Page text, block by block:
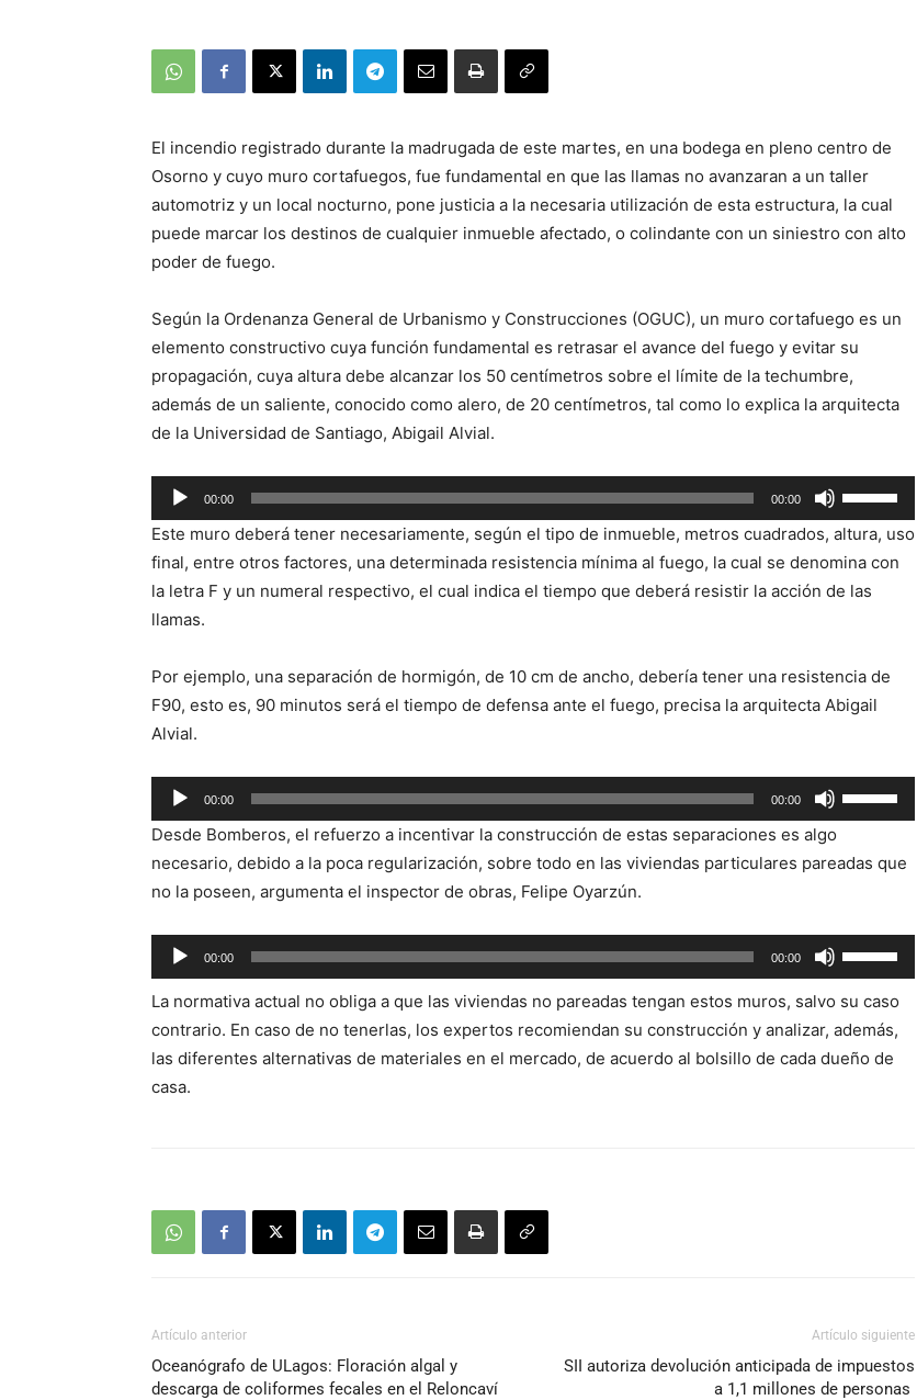
El incendio registrado durante la madrugada de este martes, en una bodega en pleno centro de
Osorno y cuyo muro cortafuegos, fue fundamental en que las llamas no avanzaran a un taller
automotriz y un local nocturno, pone justicia a la necesaria utilización de esta estructura, la cual
puede marcar los destinos de cualquier inmueble afectado, o colindante con un siniestro con alto
poder de fuego.
Según la Ordenanza General de Urbanismo y Construcciones (OGUC), un muro cortafuego es un
elemento constructivo cuya función fundamental es retrasar el avance del fuego y evitar su
propagación, cuya altura debe alcanzar los 50 centímetros sobre el límite de la techumbre,
además de un saliente, conocido como alero, de 20 centímetros, tal como lo explica la arquitecta
de la Universidad de Santiago, Abigail Alvial.
Reproductor
de
audio
00:00 00:00
las
teclas
de
flecha
aumentar
o
el
volumen.
Este muro deberá tener necesariamente, según el tipo de inmueble, metros cuadrados, altura, uso
final, entre otros factores, una determinada resistencia mínima al fuego, la cual se denomina con
la letra F y un numeral respectivo, el cual indica el tiempo que deberá resistir la acción de las
llamas.
Por ejemplo, una separación de hormigón, de 10 cm de ancho, debería tener una resistencia de
F90, esto es, 90 minutos será el tiempo de defensa ante el fuego, precisa la arquitecta Abigail
Alvial.
Reproductor
de
audio
00:00 00:00
las
de
arriba/abajo
para
Desde Bomberos, el refuerzo a incentivar la construcción de estas separaciones es algo
necesario, debido a la poca regularización, sobre todo en las viviendas particulares pareadas que
no la poseen, argumenta el inspector de obras, Felipe Oyarzún.
Reproductor
de
audio
00:00 00:00
las
teclas
de
flecha
La normativa actual no obliga a que las viviendas no pareadas tengan estos muros, salvo su caso
contrario. En caso de no tenerlas, los expertos recomiendan su construcción y analizar, además,
las diferentes alternativas de materiales en el mercado, de acuerdo al bolsillo de cada dueño de
casa.
Artículo anterior
Oceanógrafo de ULagos: Floración algal y
descarga de coliformes fecales en el Reloncaví
Artículo siguiente
SII autoriza devolución anticipada de impuestos
a 1,1 millones de personas